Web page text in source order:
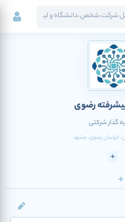
رضوی
گذار شرکتی
، خراسان رضوی، مشهد